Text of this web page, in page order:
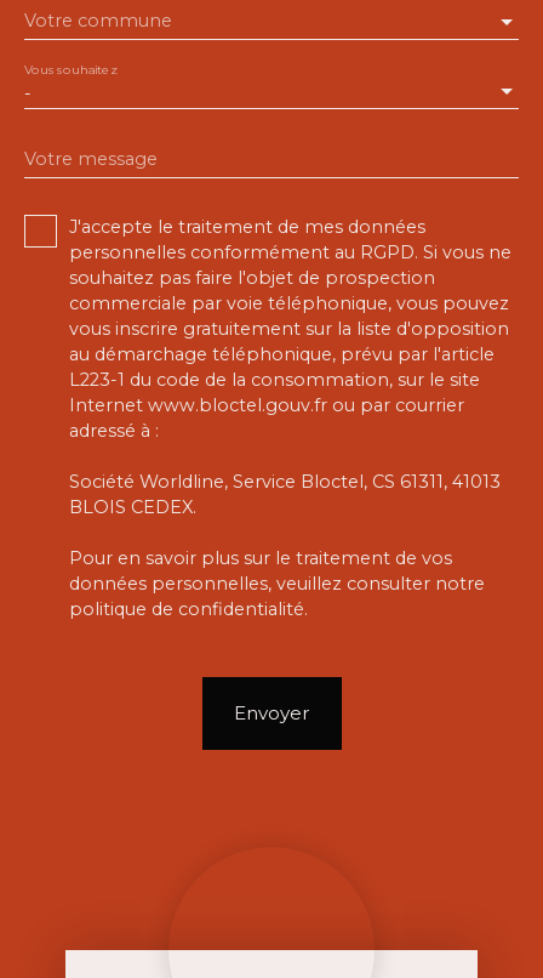
Votre commune
-
Vous souhaitez
Votre message
J'accepte le traitement de mes données
personnelles conformément au RGPD. Si vous ne
souhaitez pas faire l'objet de prospection
commerciale par voie téléphonique, vous pouvez
vous inscrire gratuitement sur la liste d'opposition
au démarchage téléphonique, prévu par l'article
L223-1 du code de la consommation, sur le site
Internet www.bloctel.gouv.fr ou par courrier
adressé à :
Société Worldline, Service Bloctel, CS 61311, 41013
BLOIS CEDEX.
Pour en savoir plus sur le traitement de vos
données personnelles, veuillez consulter notre
politique de confidentialité.
Envoyer